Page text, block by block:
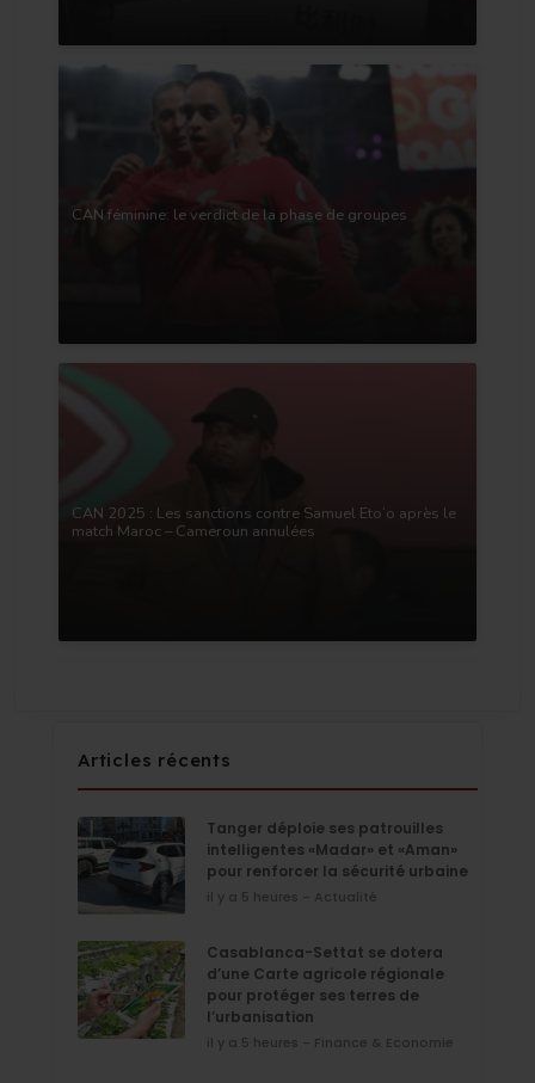
CAN féminine: le verdict de la phase de groupes
CAN 2025 : Les sanctions contre Samuel Eto’o après le
match Maroc – Cameroun annulées
Articles récents
Tanger déploie ses patrouilles
intelligentes «Madar» et «Aman»
pour renforcer la sécurité urbaine
il y a 5 heures - Actualité
Casablanca-Settat se dotera
d’une Carte agricole régionale
pour protéger ses terres de
l’urbanisation
il y a 5 heures - Finance & Economie